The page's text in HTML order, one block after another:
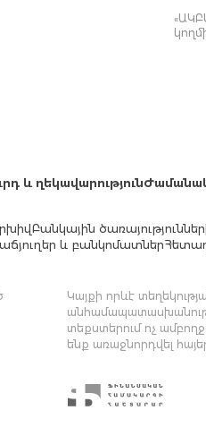
և ղեկավարություն
Բանկային
և բանկոմատներ
Կայքի որևէ
տեքստերում ոչ
ենք առաջնորդվել